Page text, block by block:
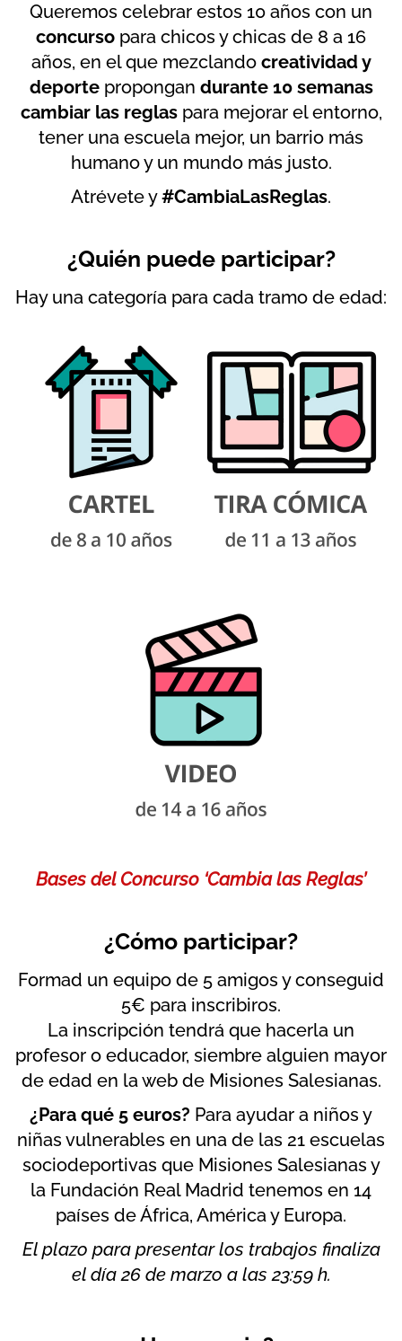
Queremos celebrar estos 10 años con un
concurso para chicos y chicas de 8 a 16
años, en el que mezclando creatividad y
deportepropongan durante 10 semanas
cambiar las reglaspara mejorar el entorno,
tener una escuela mejor, un barrio más
humano y un mundo más justo.
Atrévete y#CambiaLasReglas.
¿Quién puede participar?
Hay una categoría para cada tramo de edad:
Bases del Concurso ‘Cambia las Reglas’
¿Cómo participar?
Formad un equipo de 5 amigos y conseguid
5€ para inscribiros.
La inscripción tendrá que hacerla un
profesor o educador, siembre alguien mayor
de edad en la web de Misiones Salesianas.
¿Para qué 5 euros? Para ayudar a niños y
niñas vulnerables en una de las 21 escuelas
sociodeportivas que Misiones Salesianas y
la Fundación Real Madrid tenemos en 14
países de África, América y Europa.
El plazo para presentar los trabajos finaliza
el día 26 de marzo a las 23:59 h.